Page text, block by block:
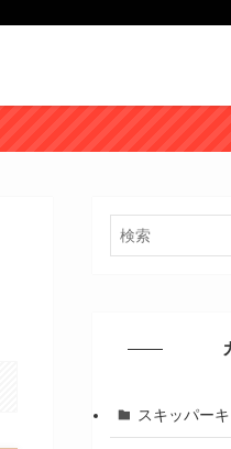
スキッパーキ